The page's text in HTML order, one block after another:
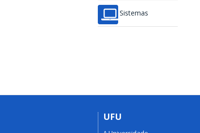
Sistemas
UFU